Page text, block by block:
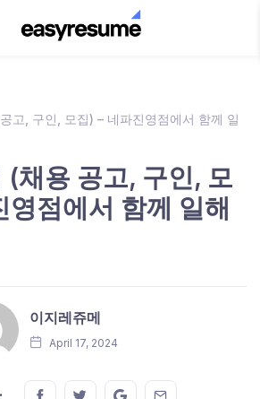
고, 구인, 모집) – 네파진영점에서 함께 일
(채용 공고, 구인, 모
영점에서 함께 일해
이지레쥬메
April 17, 2024
Share this on FaceBook
Share this on Twitter
Share this on GMail
Share this on